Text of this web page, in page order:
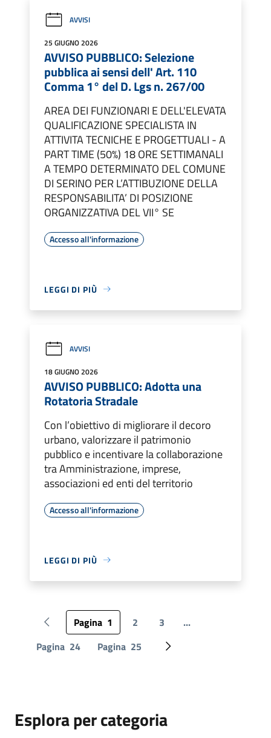
AVVISI
25 GIUGNO 2026
AVVISO PUBBLICO: Selezione
pubblica ai sensi dell' Art. 110
Comma 1° del D. Lgs n. 267/00
AREA DEI FUNZIONARI E DELL'ELEVATA
QUALIFICAZIONE SPECIALISTA IN
ATTIVITA TECNICHE E PROGETTUALI - A
PART TIME (50%) 18 ORE SETTIMANALI
A TEMPO DETERMINATO DEL COMUNE
DI SERINO PER L’ATTIBUZIONE DELLA
RESPONSABILITA’ DI POSIZIONE
ORGANIZZATIVA DEL VII° SE
Accesso all'informazione
LEGGI DI PIÙ
AVVISI
18 GIUGNO 2026
AVVISO PUBBLICO: Adotta una
Rotatoria Stradale
Con l’obiettivo di migliorare il decoro
urbano, valorizzare il patrimonio
pubblico e incentivare la collaborazione
tra Amministrazione, imprese,
associazioni ed enti del territorio
Accesso all'informazione
LEGGI DI PIÙ
Pagina precedente
Pagina 1 2 3
...
Pagina 24 Pagina 25 Pagina successiva
Esplora per categoria